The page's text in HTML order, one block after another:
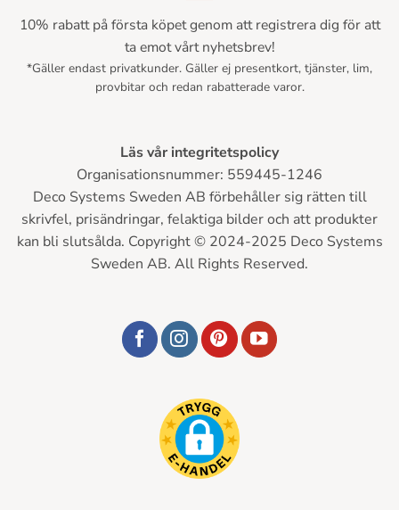
10% rabatt på första köpet genom att registrera dig för att
ta emot vårt nyhetsbrev!
*Gäller endast privatkunder. Gäller ej presentkort, tjänster, lim,
provbitar och redan rabatterade varor.
Läs vår integritetspolicy
Organisationsnummer: 559445-1246
Deco Systems Sweden AB förbehåller sig rätten till
skrivfel, prisändringar, felaktiga bilder och att produkter
kan bli slutsålda. Copyright © 2024-2025 Deco Systems
Sweden AB. All Rights Reserved.